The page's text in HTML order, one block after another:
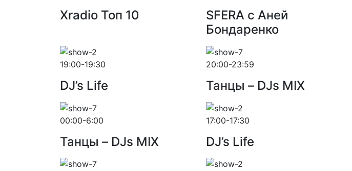
Xradio Топ 10
SFERA с Аней
Бондаренко
19:00-19:30
DJ’s Life
20:00-23:59
Танцы – DJs MIX
00:00-6:00
Танцы – DJs MIX
17:00-17:30
DJ’s Life